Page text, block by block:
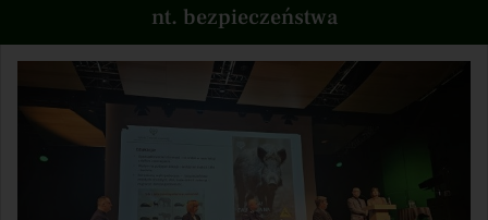
nt. bezpieczeństwa